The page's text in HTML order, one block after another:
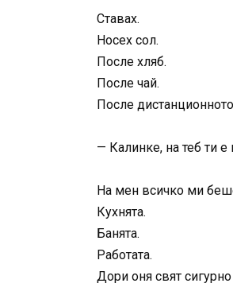
Ставах.
Носех сол.
После хляб.
После чай.
После
— Калинке, на теб ти е
На мен всичко ми
Кухнята.
Банята.
Работата.
Дори оня свят